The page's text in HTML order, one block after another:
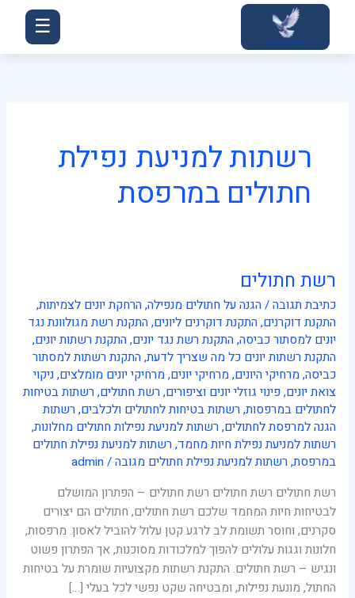
☰
רשתות למניעת נפילת
חתולים במרפסת
רשת חתולים
כתיבת תגובה/הגנה על חתולים מנפילה,הרחקת יונים לצמיתות,
התקנת דוקרנים,התקנת דוקרנים ליונים,התקנת רשת מגולוונת נגד
יונים למסתור כביסה,התקנת רשת נגד יונים,התקנת רשתות יונים,
התקנת רשתות יונים כל מה שצריך לדעת,התקנת רשתות למסתור
כביסה,מרחיקי היונים,מרחיקי יונים,מרחיקי יונים מומלצים,ניקוי
צואת יונים,פינוי גוזלי יונים וציפורים,רשת חתולים,רשתות בטיחות
לחתולים במרפסות,רשתות בטיחות לחתולים ולכלבים,רשתות
הגנה למרפסת לחתולים,רשתות למניעת נפילות חתולים מחלונות,
רשתות למניעת נפילת חיות מחמד,רשתות למניעת נפילת חתולים
במרפסת,רשתות למניעת נפילת חתולים מגובה/
admin
רשת חתולים רשת חתולים רשת חתולים – הפתרון המושלם
לבטיחות חיות המחמד שלכם רשת חתולים, חתולים הם יצורים
סקרנים, וחוסר תשומת לב לרגע קטן עלול להוביל לאסון. מרפסות,
חלונות וגגות עלולים להפוך למלכודות מסוכנות, אך הפתרון פשוט
ונגיש – רשת חתולים. התקנת רשתות מקצועיות שומרת על בטיחות
החתול, מונעת נפילות, ומבטיחה שקט נפשי לכל בעלי […]
רשת